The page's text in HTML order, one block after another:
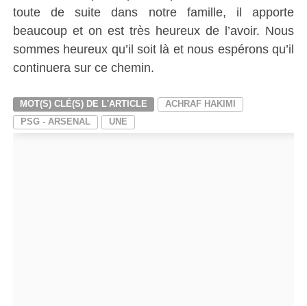
toute de suite dans notre famille, il apporte
beaucoup et on est très heureux de l’avoir. Nous
sommes heureux qu’il soit là et nous espérons qu’il
continuera sur ce chemin.
MOT(S) CLÉ(S) DE L'ARTICLE
ACHRAF HAKIMI
PSG - ARSENAL
UNE